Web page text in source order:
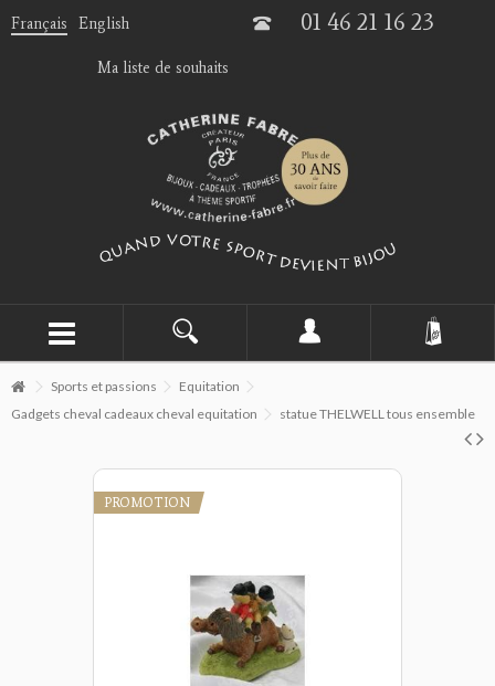
Français English 01 46 21 16 23
Ma liste de souhaits
Sports et passions
Equitation
Gadgets cheval cadeaux cheval equitation
statue THELWELL tous ensemble
PROMOTION